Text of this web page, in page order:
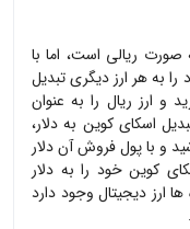
ریالی است، اما با
را به هر ارز دیگری تبدیل
و ارز ریال را به عنوان
اسکای کوین به دلار،
و با پول فروش آن دلار
کوینخود را به دلار
ارز دیجیتال وجود دارد